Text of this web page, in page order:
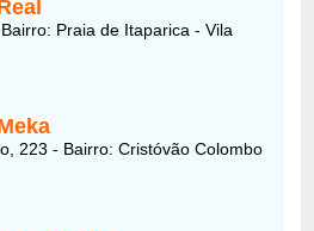
Praia de Itaparica - Vila
223 - Bairro: Cristóvão Colombo